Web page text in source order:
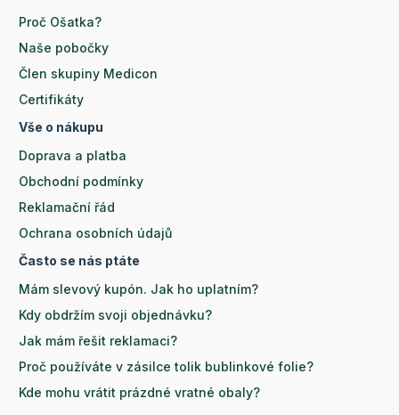
Proč Ošatka?
Naše pobočky
Člen skupiny Medicon
Certifikáty
Vše o nákupu
Doprava a platba
Obchodní podmínky
Reklamační řád
Ochrana osobních údajů
Často se nás ptáte
Mám slevový kupón. Jak ho uplatním?
Kdy obdržím svoji objednávku?
Jak mám řešit reklamaci?
Proč používáte v zásilce tolik bublinkové folie?
Kde mohu vrátit prázdné vratné obaly?